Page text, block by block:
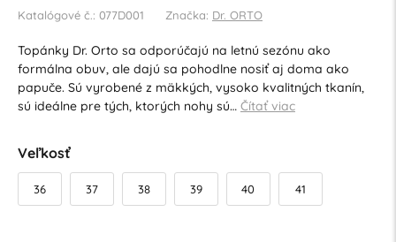
Katalógové č.: 077D001 Značka: Dr. ORTO
Topánky Dr. Orto sa odporúčajú na letnú sezónu ako
formálna obuv, ale dajú sa pohodlne nosiť aj doma ako
papuče. Sú vyrobené z mäkkých, vysoko kvalitných tkanín,
sú ideálne pre tých, ktorých nohy sú… Čítať viac
Veľkosť
36 37 38 39 40 41